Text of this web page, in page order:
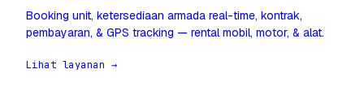
Booking unit, ketersediaan armada real-time, kontrak,
pembayaran, & GPS tracking — rental mobil, motor, & alat.
Lihat layanan →